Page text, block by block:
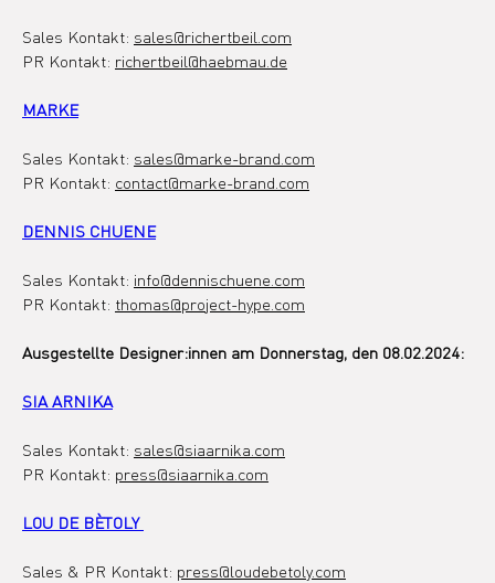
Sales Kontakt: sales@richertbeil.com
PR Kontakt: richertbeil@haebmau.de
MARKE
Sales Kontakt: sales@marke-brand.com
PR Kontakt: contact@marke-brand.com
DENNIS CHUENE
Sales Kontakt: info@dennischuene.com
PR Kontakt: thomas@project-hype.com
Ausgestellte Designer:innen am Donnerstag, den 08.02.2024:
SIA ARNIKA
Sales Kontakt: sales@siaarnika.com
PR Kontakt: press@siaarnika.com
LOU DE BÈTOLY
Sales & PR Kontakt: press@loudebetoly.com